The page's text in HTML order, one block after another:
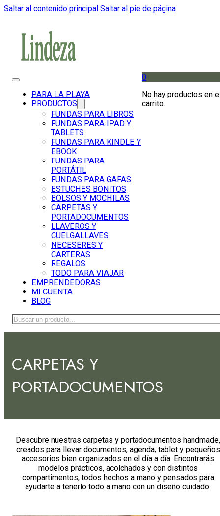
Saltar al contenido principal Saltar al pie de página
PARA LA PLAYA
PRODUCTOS
FUNDAS PARA LIBROS
FUNDAS PARA IPAD Y
TABLETS
FUNDAS PARA KINDLE Y
EBOOK
FUNDAS PARA
PORTÁTIL
FUNDAS PARA GAFAS
ESTUCHES BONITOS
BOLSOS Y MOCHILAS
CARPETAS Y
PORTADOCUMENTOS
LLAVEROS Y
CUELGALLAVES
NECESERES Y
CARTERAS
REGALOS
TODO PARA VIAJAR
EMPRENDEDORAS
MI CUENTA
BLOG
0
No hay productos en
carrito.
Buscar
CARPETAS Y
PORTADOCUMENTOS
Descubre nuestras carpetas y portadocumentos handmade,
creados para llevar documentos, agenda, tablet y pequeños
accesorios bien organizados en el día a día. Encontrarás
modelos prácticos, acolchados y con distintos
compartimentos, todos hechos a mano y pensados para
ayudarte a tenerlo todo a mano con un diseño cuidado.